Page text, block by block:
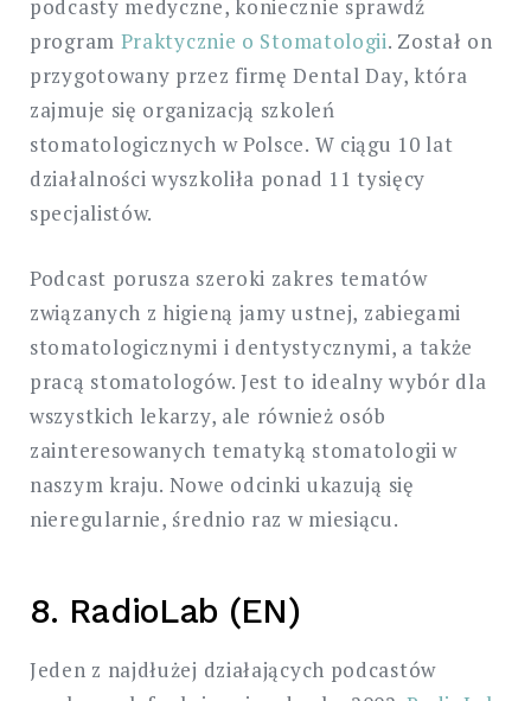
podcasty medyczne, koniecznie sprawdź
program Praktycznie o Stomatologii. Został on
przygotowany przez firmę Dental Day, która
zajmuje się organizacją szkoleń
stomatologicznych w Polsce. W ciągu 10 lat
działalności wyszkoliła ponad 11 tysięcy
specjalistów.
Podcast porusza szeroki zakres tematów
związanych z higieną jamy ustnej, zabiegami
stomatologicznymi i dentystycznymi, a także
pracą stomatologów. Jest to idealny wybór dla
wszystkich lekarzy, ale również osób
zainteresowanych tematyką stomatologii w
naszym kraju. Nowe odcinki ukazują się
nieregularnie, średnio raz w miesiącu.
8. RadioLab (EN)
Jeden z najdłużej działających podcastów